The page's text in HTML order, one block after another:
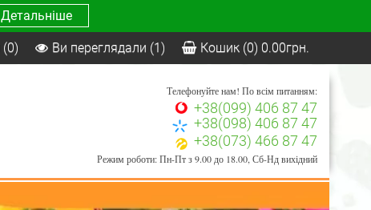
Детальніше
(0) Ви переглядали (1) Кошик (0) 0.00грн.
Телефонуйте нам! По всім питанням:
+38(099) 406 87 47
+38(098) 406 87 47
+38(073) 466 87 47
Режим роботи: Пн-Пт з 9.00 до 18.00, Сб-Нд вихідний